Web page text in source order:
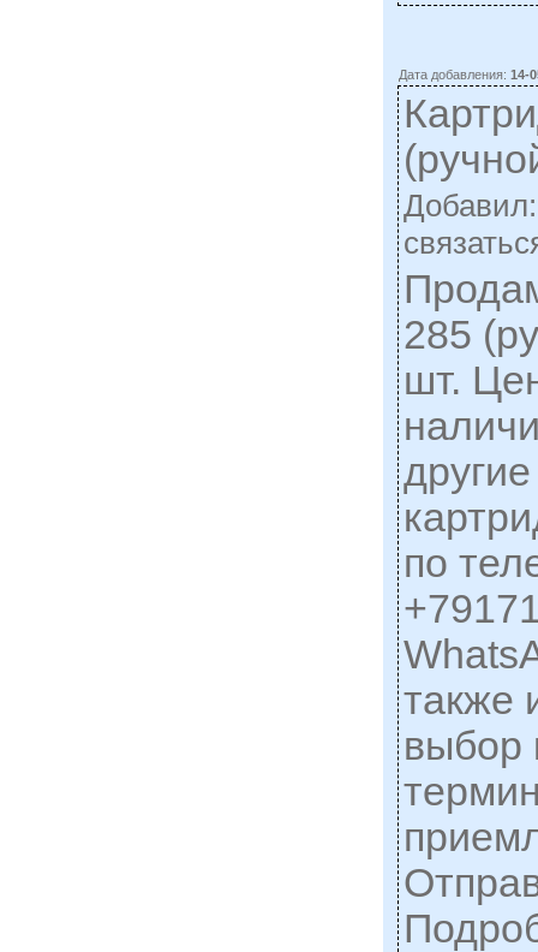
Дата добавления:14-
285
шт.
по
также
выбор